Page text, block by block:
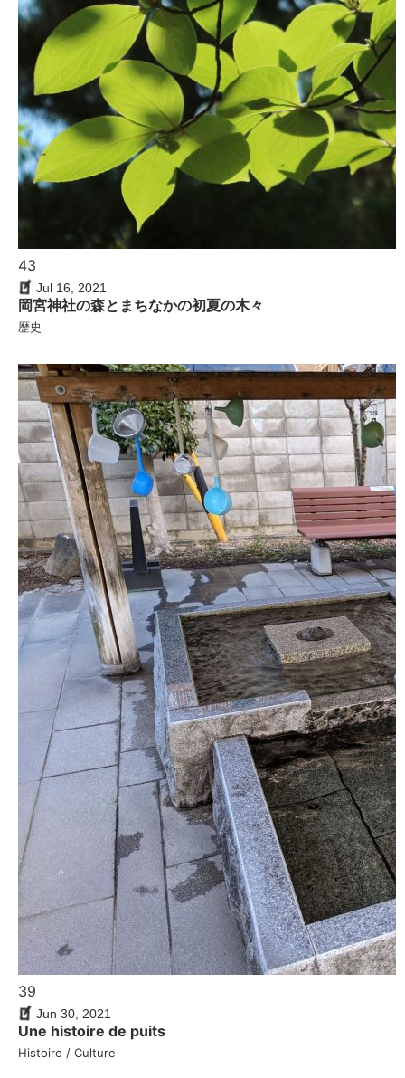
43
Jul 16, 2021
岡宮神社の森とまちなかの初夏の木々
歴史
39
Jun 30, 2021
Une histoire de puits
Histoire / Culture